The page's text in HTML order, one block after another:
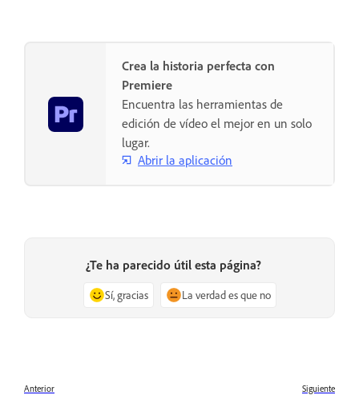
Crea la historia perfecta con
Premiere
Encuentra las herramientas de
edición de vídeo el mejor en un solo
lugar.
Abrir la aplicación
¿Te ha parecido útil esta página?
Sí, gracias La verdad es que no
Anterior Siguiente